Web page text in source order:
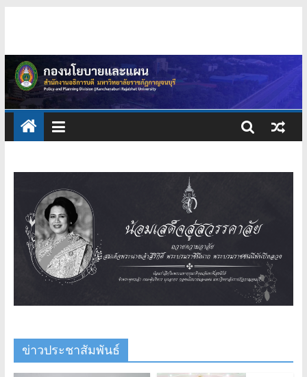
content
นโยบาย
และ
แผน
มหาวิทยาลัย
ราชภัฏ
กาญจนบุรี
มหาวิทยาลัย
ราชภัฏ
ข่าวประชาสัมพันธ์